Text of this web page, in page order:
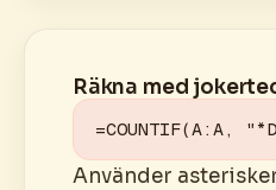
Räkna med
=COUNTIF(A:A,
Använder